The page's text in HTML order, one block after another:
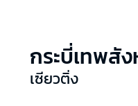
กระบี่เทพสัง
เซียวติ่ง